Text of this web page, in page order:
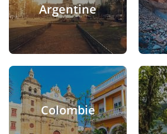
Argentine
Colombie